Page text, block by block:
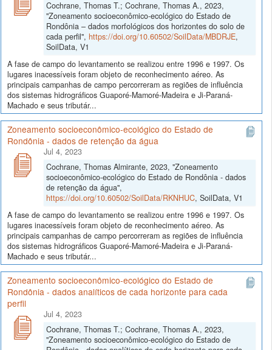
Cochrane, Thomas T.; Cochrane, Thomas A., 2023,
"Zoneamento socioeconômico-ecológico do Estado de
Rondônia – dados morfológicos dos horizontes do solo de
cada perfil", https://doi.org/10.60502/SoilData/MBDRJE,
SoilData, V1
A fase de campo do levantamento se realizou entre 1996 e 1997. Os
lugares inacessíveis foram objeto de reconhecimento aéreo. As
principais campanhas de campo percorreram as regiões de influência
dos sistemas hidrográficos Guaporé-Mamoré-Madeira e Ji-Paraná-
Machado e seus tributár...
Zoneamento socioeconômico-ecológico do Estado de
Rondônia - dados de retenção da água
Jul 4, 2023
Cochrane, Thomas Almirante, 2023, "Zoneamento
socioeconômico-ecológico do Estado de Rondônia - dados
de retenção da água",
https://doi.org/10.60502/SoilData/RKNHUC, SoilData, V1
A fase de campo do levantamento se realizou entre 1996 e 1997. Os
lugares inacessíveis foram objeto de reconhecimento aéreo. As
principais campanhas de campo percorreram as regiões de influência
dos sistemas hidrográficos Guaporé-Mamoré-Madeira e Ji-Paraná-
Machado e seus tributár...
Zoneamento socioeconômico-ecológico do Estado de
Rondônia - dados analíticos de cada horizonte para cada
perfil
Jul 4, 2023
Cochrane, Thomas T.; Cochrane, Thomas A., 2023,
"Zoneamento socioeconômico-ecológico do Estado de